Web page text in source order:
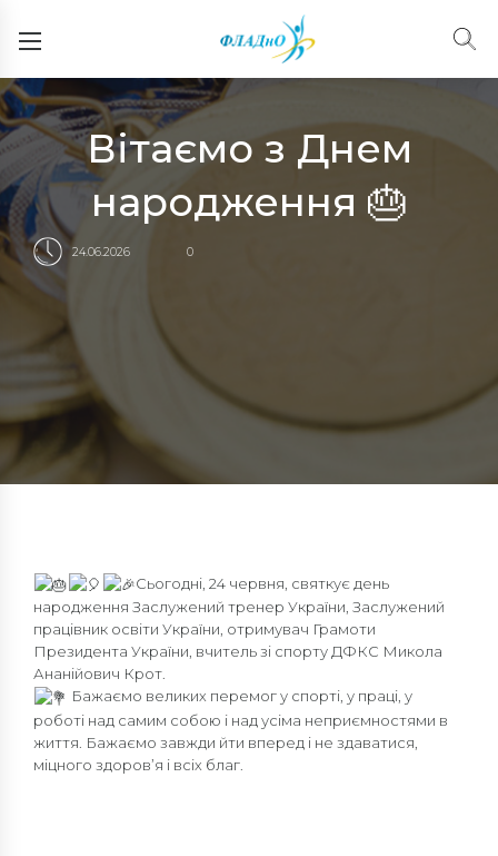
Вітаємо з Днем
народження 🎂
24.06.2026 0
Сьогодні, 24 червня, святкує день
народження Заслужений тренер України, Заслужений
працівник освіти України, отримувач Грамоти
Президента України, вчитель зі спорту ДФКС Микола
Ананійович Крот.
Бажаємо великих перемог у спорті, у праці, у
роботі над самим собою і над усіма неприємностями в
життя. Бажаємо завжди йти вперед і не здаватися,
міцного здоров’я і всіх благ.